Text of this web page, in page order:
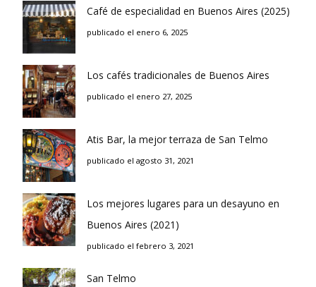
Café de especialidad en Buenos Aires (2025)
publicado el enero 6, 2025
Los cafés tradicionales de Buenos Aires
publicado el enero 27, 2025
Atis Bar, la mejor terraza de San Telmo
publicado el agosto 31, 2021
Los mejores lugares para un desayuno en
Buenos Aires (2021)
publicado el febrero 3, 2021
San Telmo